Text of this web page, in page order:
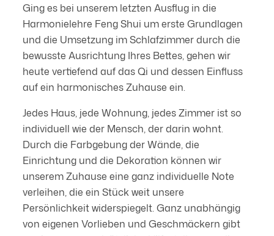
Ging es bei unserem letzten Ausflug in die
Harmonielehre Feng Shui um erste Grundlagen
und die Umsetzung im Schlafzimmer durch die
bewusste Ausrichtung Ihres Bettes, gehen wir
heute vertiefend auf das Qi und dessen Einfluss
auf ein harmonisches Zuhause ein.
Jedes Haus, jede Wohnung, jedes Zimmer ist so
individuell wie der Mensch, der darin wohnt.
Durch die Farbgebung der Wände, die
Einrichtung und die Dekoration können wir
unserem Zuhause eine ganz individuelle Note
verleihen, die ein Stück weit unsere
Persönlichkeit widerspiegelt. Ganz unabhängig
von eigenen Vorlieben und Geschmäckern gibt